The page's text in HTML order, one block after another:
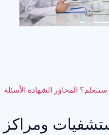
ستتعلم؟ المحاور الشهادة الأسئلة
ومراكز